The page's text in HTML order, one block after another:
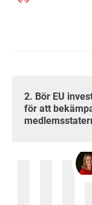
2. Bör EU investera mer i socialpolitiska åtgärder
för att